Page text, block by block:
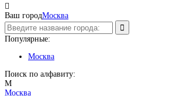

Ваш городМосква
Популярные:
Москва
Поиск по алфавиту:
М
Москва